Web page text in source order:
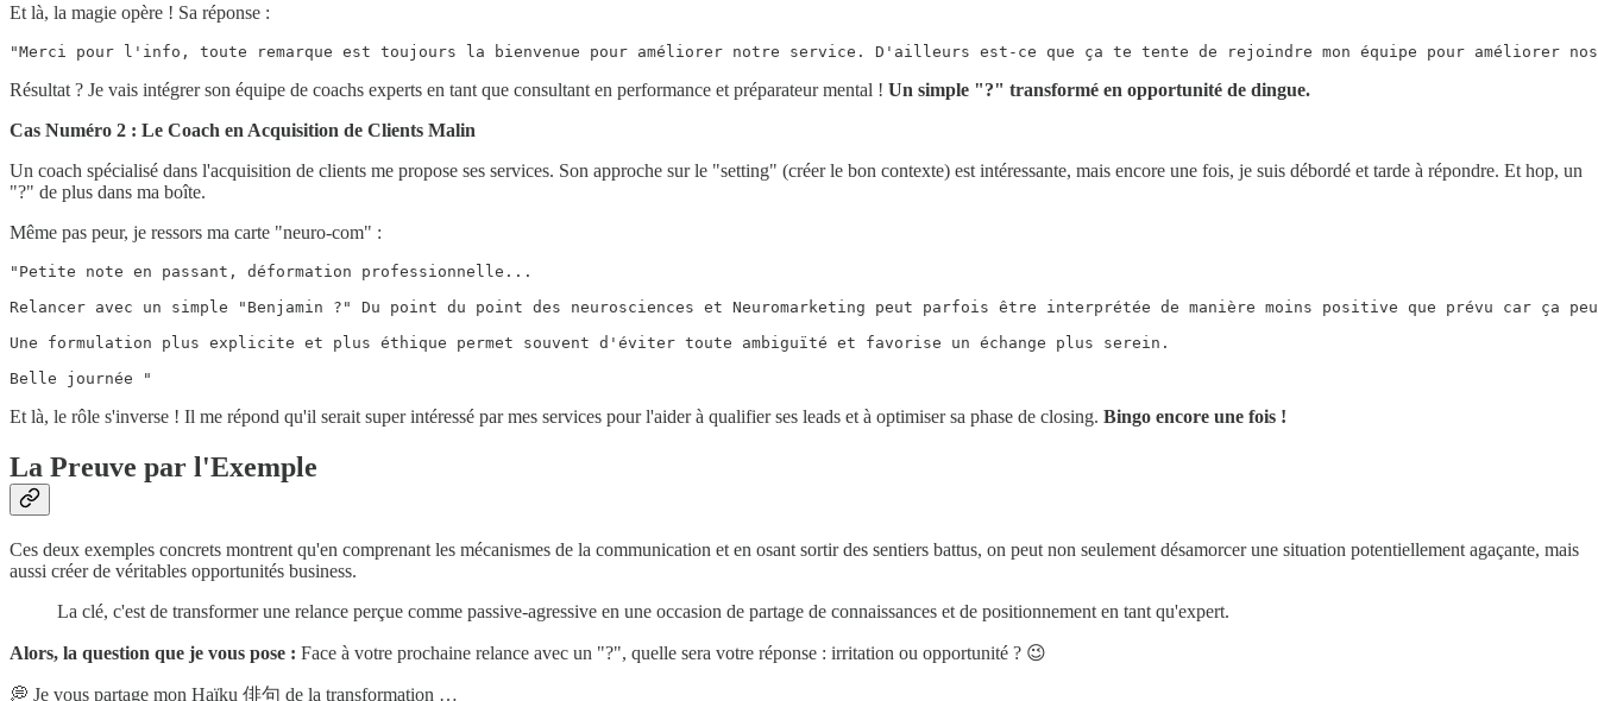
Et là, la magie opère ! Sa réponse :
"Merci pour l'info, toute remarque est toujours la bienvenue pour améliorer notre service. D'ailleurs est-ce que ça te tente de rejoindre mon équipe pour améliorer
Résultat ? Je vais intégrer son équipe de coachs experts en tant que consultant en performance et préparateur mental ! Un simple "?" transformé en opportunité de dingue.
Cas Numéro 2 : Le Coach en Acquisition de Clients Malin
Un coach spécialisé dans l'acquisition de clients me propose ses services. Son approche sur le "setting" (créer le bon contexte) est intéressante, mais encore une fois, je suis débordé et tarde à répondre. Et hop, un
"?" de plus dans ma boîte.
Même pas peur, je ressors ma carte "neuro-com" :
"Petite note en passant, déformation professionnelle...
Relancer avec un simple "Benjamin ?" Du point du point des neurosciences et Neuromarketing peut parfois être interprétée de manière moins positive que prévu car
Une formulation plus explicite et plus éthique permet souvent d'éviter toute ambiguïté et favorise un échange plus serein.
Belle journée "
Et là, le rôle s'inverse ! Il me répond qu'il serait super intéressé par mes services pour l'aider à qualifier ses leads et à optimiser sa phase de closing. Bingo encore une fois !
La Preuve par l'Exemple
Ces deux exemples concrets montrent qu'en comprenant les mécanismes de la communication et en osant sortir des sentiers battus, on peut non seulement désamorcer une situation potentiellement agaçante, mais
aussi créer de véritables opportunités business.
La clé, c'est de transformer une relance perçue comme passive-agressive en une occasion de partage de connaissances et de positionnement en tant qu'expert.
Alors, la question que je vous pose : Face à votre prochaine relance avec un "?", quelle sera votre réponse : irritation ou opportunité ? 😉
💭 Je vous partage mon Haïku 俳句 de la transformation …